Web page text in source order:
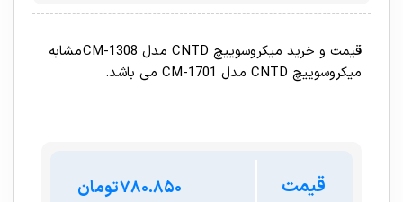
قیمت و خرید میکروسوییچ CNTD مدل CM-1308 مشابه
میکروسوییچ CNTD مدل CM-1701 می باشد.
قیمت تومان